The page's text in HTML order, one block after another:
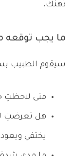
ذهنك.
ما يجب توقعه
سيقوم الطبيب
متى لاحظتِ
هل تعرضتِ
يختفي